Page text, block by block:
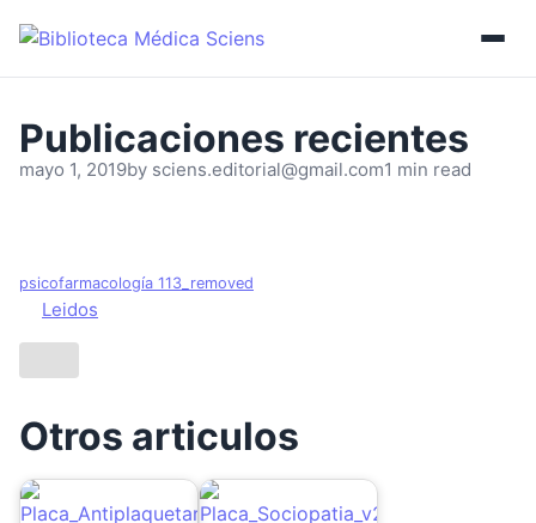
mayo 1, 2019by sciens.editorial@gmail.com1 min read
psicofarmacología 113_removed
Leidos
Otros articulos